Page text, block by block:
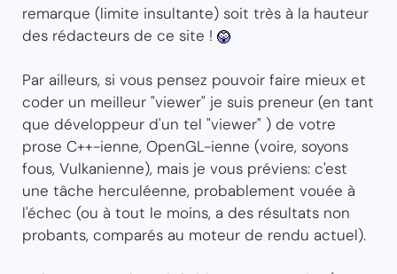
remarque (limite insultante) soit très à la hauteur
des rédacteurs de ce site !
Par ailleurs, si vous pensez pouvoir faire mieux et
coder un meilleur "viewer" je suis preneur (en tant
que développeur d'un tel "viewer" ) de votre
prose C++-ienne, OpenGL-ienne (voire, soyons
fous, Vulkanienne), mais je vous préviens: c'est
une tâche herculéenne, probablement vouée à
l'échec (ou à tout le moins, a des résultats non
probants, comparés au moteur de rendu actuel).